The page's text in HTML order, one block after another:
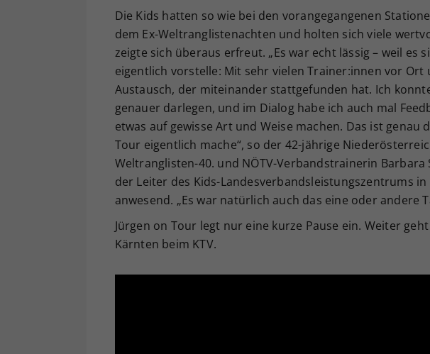
Die Kids hatten so wie bei den vorangegangenen
dem Ex-Weltranglistenachten und holten sich viele
zeigte sich überaus erfreut. „Es war echt lässig – weil es
eigentlich vorstelle: Mit sehr vielen Trainer:innen vor Ort
Austausch, der miteinander stattgefunden hat. Ich
genauer darlegen, und im Dialog habe ich auch mal
etwas auf gewisse Art und Weise machen. Das ist genau
Tour eigentlich mache“, so der 42-jährige
Weltranglisten-40. und NÖTV-Verbandstrainerin
der Leiter des Kids-Landesverbandsleistungszentrums
anwesend. „Es war natürlich auch das eine oder andere
Jürgen on Tour legt nur eine kurze Pause ein. Weiter
Kärnten beim KTV.